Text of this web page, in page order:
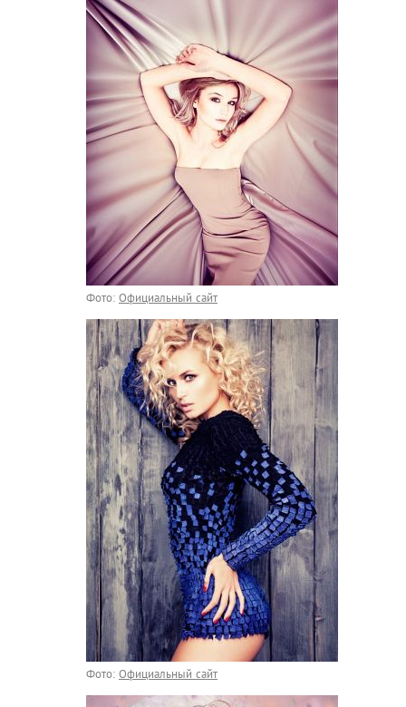
Фото: Официальный сайт
Фото: Официальный сайт